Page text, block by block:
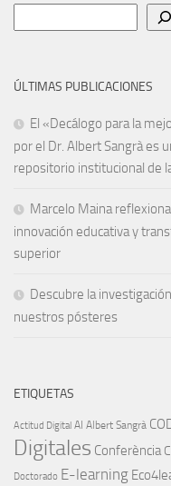
ÚLTIMAS PUBLICACIONES
El «Decálogo para la
por el Dr. Albert Sangrà es
repositorio institucional de
Marcelo Maina
innovación educativa y
superior
Descubre la
nuestros pósteres
ETIQUETAS
Actitud Digital AI Albert Sangrà
Digitales Conferència
Doctorado E-learning